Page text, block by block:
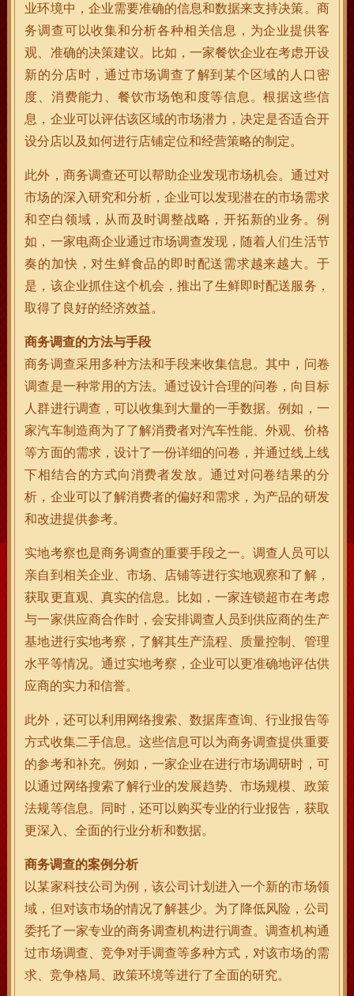
业环境中，企业需要准确的信息和数据来支持决策。商
务调查可以收集和分析各种相关信息，为企业提供客
观、准确的决策建议。比如，一家餐饮企业在考虑开设
新的分店时，通过市场调查了解到某个区域的人口密
度、消费能力、餐饮市场饱和度等信息。根据这些信
息，企业可以评估该区域的市场潜力，决定是否适合开
设分店以及如何进行店铺定位和经营策略的制定。
此外，商务调查还可以帮助企业发现市场机会。通过对
市场的深入研究和分析，企业可以发现潜在的市场需求
和空白领域，从而及时调整战略，开拓新的业务。例
如，一家电商企业通过市场调查发现，随着人们生活节
奏的加快，对生鲜食品的即时配送需求越来越大。于
是，该企业抓住这个机会，推出了生鲜即时配送服务，
取得了良好的经济效益。
商务调查的方法与手段
商务调查采用多种方法和手段来收集信息。其中，问卷
调查是一种常用的方法。通过设计合理的问卷，向目标
人群进行调查，可以收集到大量的一手数据。例如，一
家汽车制造商为了了解消费者对汽车性能、外观、价格
等方面的需求，设计了一份详细的问卷，并通过线上线
下相结合的方式向消费者发放。通过对问卷结果的分
析，企业可以了解消费者的偏好和需求，为产品的研发
和改进提供参考。
实地考察也是商务调查的重要手段之一。调查人员可以
亲自到相关企业、市场、店铺等进行实地观察和了解，
获取更直观、真实的信息。比如，一家连锁超市在考虑
与一家供应商合作时，会安排调查人员到供应商的生产
基地进行实地考察，了解其生产流程、质量控制、管理
水平等情况。通过实地考察，企业可以更准确地评估供
应商的实力和信誉。
此外，还可以利用网络搜索、数据库查询、行业报告等
方式收集二手信息。这些信息可以为商务调查提供重要
的参考和补充。例如，一家企业在进行市场调研时，可
以通过网络搜索了解行业的发展趋势、市场规模、政策
法规等信息。同时，还可以购买专业的行业报告，获取
更深入、全面的行业分析和数据。
商务调查的案例分析
以某家科技公司为例，该公司计划进入一个新的市场领
域，但对该市场的情况了解甚少。为了降低风险，公司
委托了一家专业的商务调查机构进行调查。调查机构通
过市场调查、竞争对手调查等多种方式，对该市场的需
求、竞争格局、政策环境等进行了全面的研究。